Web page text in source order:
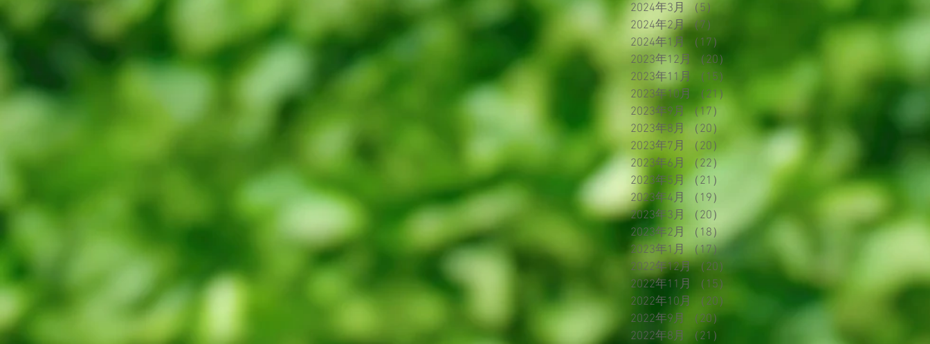
2024年3月
（5）
2024年2月 （7）
2024年1月
（17）
2023年12月
（20）
2023年11月
（15）
15件の記事
2023年10月
（21）
2023年9月 （17）
17件の記事
2023年8月
（20）
20件の記事
2023年7月
（20）
20件の記事
2023年6月
（22） 22件の記事
2023年5月 （21）
2023年4月
（19）
19件の記事
2023年3月
（20）
20件の記事
2023年2月
（18）18件の記事
2023年1月 （17）17件の記事
2022年12月 （20）
20件の記事
2022年11月
（15）
2022年10月
（20）
2022年9月
（20）
2022年8月
（21）